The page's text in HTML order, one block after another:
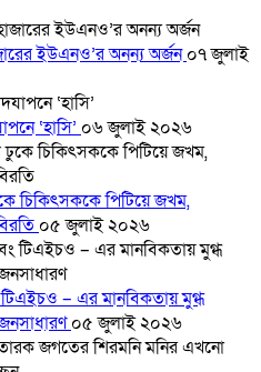
ইউএনও’র অনন্য অর্জন০৭ জুলাই
‘হাসি’ ০৬ জুলাই ২০২৬
চিকিৎসককে পিটিয়ে জখম,
০৫ জুলাই ২০২৬
– এর মানবিকতায় মুগ্ধ
০৫ জুলাই ২০২৬